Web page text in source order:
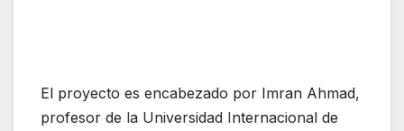
El proyecto es encabezado por Imran Ahmad,
profesor de la Universidad Internacional de